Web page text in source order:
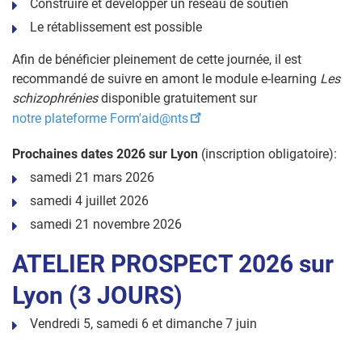
Construire et développer un réseau de soutien
Le rétablissement est possible
Afin de bénéficier pleinement de cette journée, il est
recommandé de suivre en amont le module e-learning Les
schizophréniesdisponible gratuitement sur
notre plateforme Form'aid@nts
Prochaines dates 2026 sur Lyon (inscription obligatoire):
samedi 21 mars 2026
samedi 4 juillet 2026
samedi 21 novembre 2026
ATELIER PROSPECT 2026 sur
Lyon (3 JOURS)
Vendredi 5, samedi 6 et dimanche 7 juin